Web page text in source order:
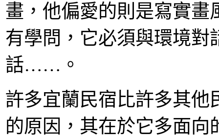
畫，他偏愛的則是寫實畫
有學問，它必須與環境對
話……。
許多宜蘭民宿比許多其他
的原因，其在於它多面